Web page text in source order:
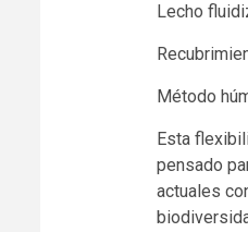
Lecho
Método
Esta
pensado
actuales